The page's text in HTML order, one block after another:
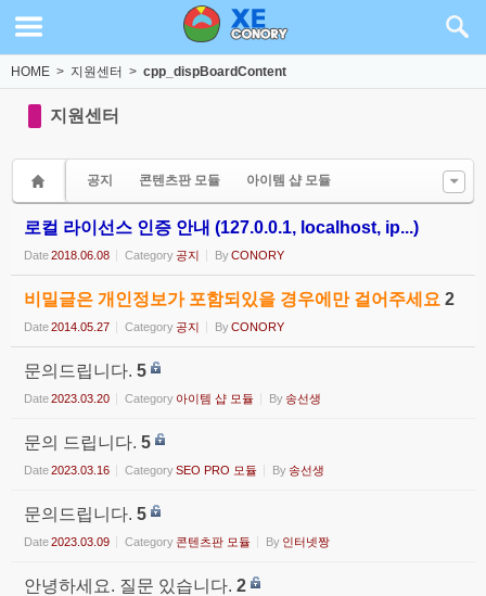
HOME > 지원센터 > cpp_dispBoardContent
지원센터
공지 콘텐츠판 모듈 아이템 샵 모듈
로컬 라이선스 인증 안내 (127.0.0.1, localhost, ip...)
Date2018.06.08 Category공지 ByCONORY
비밀글은 개인정보가 포함되있을 경우에만 걸어주세요 2
Date2014.05.27 Category공지 ByCONORY
문의드립니다. 5
Date2023.03.20 Category 아이템 샵 모듈 By송선생
문의 드립니다. 5
Date2023.03.16 CategorySEO PRO 모듈 By송선생
문의드립니다. 5
Date2023.03.09 Category 콘텐츠판 모듈 By 인터넷짱
안녕하세요. 질문 있습니다. 2